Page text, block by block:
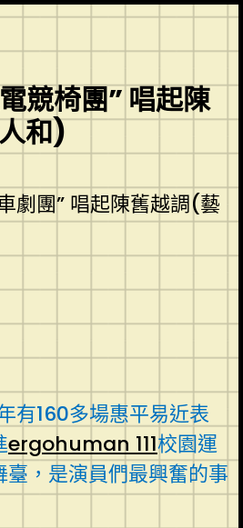
競椅團” 唱起陳
和)
劇團” 唱起陳舊越調(藝
有160多場惠平易近表
ergohuman 111校園運
，是演員們最興奮的事